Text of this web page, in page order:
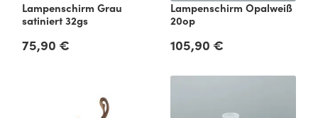
Lampenschirm Grau
satiniert 32gs
Regulärer Preis:
75,90 €
Lampenschirm Opalweiß
20op
Regulärer Preis:
105,90 €